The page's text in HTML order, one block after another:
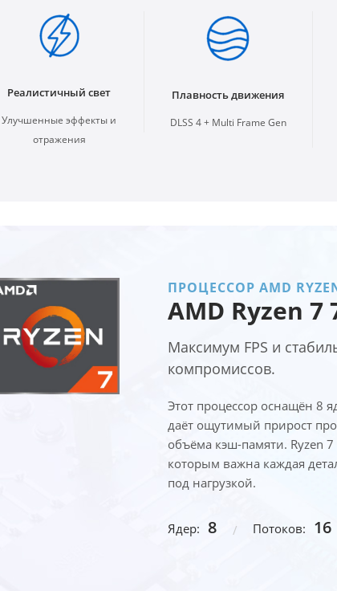
Реалистичный свет
Улучшенные эффекты и
отражения
Плавность движения
DLSS 4 + Multi Frame Gen
ПРОЦЕССОР AMD
AMD Ryzen 7
Максимум FPS и
компромиссов.
Этот процессор оснащён 8
даёт ощутимый прирост
объёма кэш-памяти. Ryzen
которым важна каждая
под нагрузкой.
Ядер: 8 Потоков: 16